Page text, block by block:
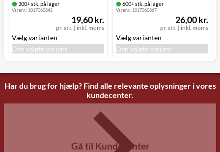
300+ stk. på lager
Varenr.: 1017060841
pr. stk. | inkl. moms
19,60 kr.
Vælg varianten
Den valgte variant
600+ stk. på lager
Varenr.: 1017060867
pr. stk. | inkl. moms
26,00 kr.
Vælg varianten
Den valgte variant
Har du brug for hjælp? Find alle relevante oplysninger i vores
kundecenter.
Gå til Kundecenter